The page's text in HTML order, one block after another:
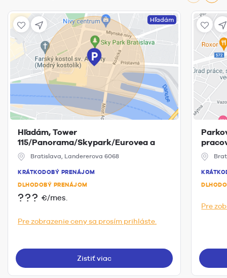
Hľadám
Hľadám, Tower
115/Panorama/Skypark/Eurovea a
okolieBratislava, Landererova 6068
KRÁTKODOBÝ PRENÁJOM
DLHODOBÝ PRENÁJOM
??? €/mes.
Pre zobrazenie ceny sa prosím prihláste.
Zistiť viac
Pre